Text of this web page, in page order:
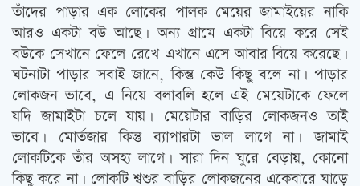
তাঁদের পাড়ার এক লোকের পালক মেয়ের জামাইয়ের নাকি
আরও একটা বউ আছে। অন্য গ্রামে একটা বিয়ে করে সেই
বউকে সেখানে ফেলে রেখে এখানে এসে আবার বিয়ে করেছে।
ঘটনাটা পাড়ার সবাই জানে, কিন্তু কেউ কিছু বলে না। পাড়ার
লোকজন ভাবে, এ নিয়ে বলাবলি হলে এই মেয়েটাকে ফেলে
যদি জামাইটা চলে যায়। মেয়েটার বাড়ির লোকজনও তাই
ভাবে। মোর্তজার কিন্তু ব্যাপারটা ভাল লাগে না। জামাই
লোকটিকে তাঁর অসহ্য লাগে। সারা দিন ঘুরে বেড়ায়, কোনো
কিছু করে না। লোকটি শ্বশুর বাড়ির লোকজনের একেবারে ঘাড়ে